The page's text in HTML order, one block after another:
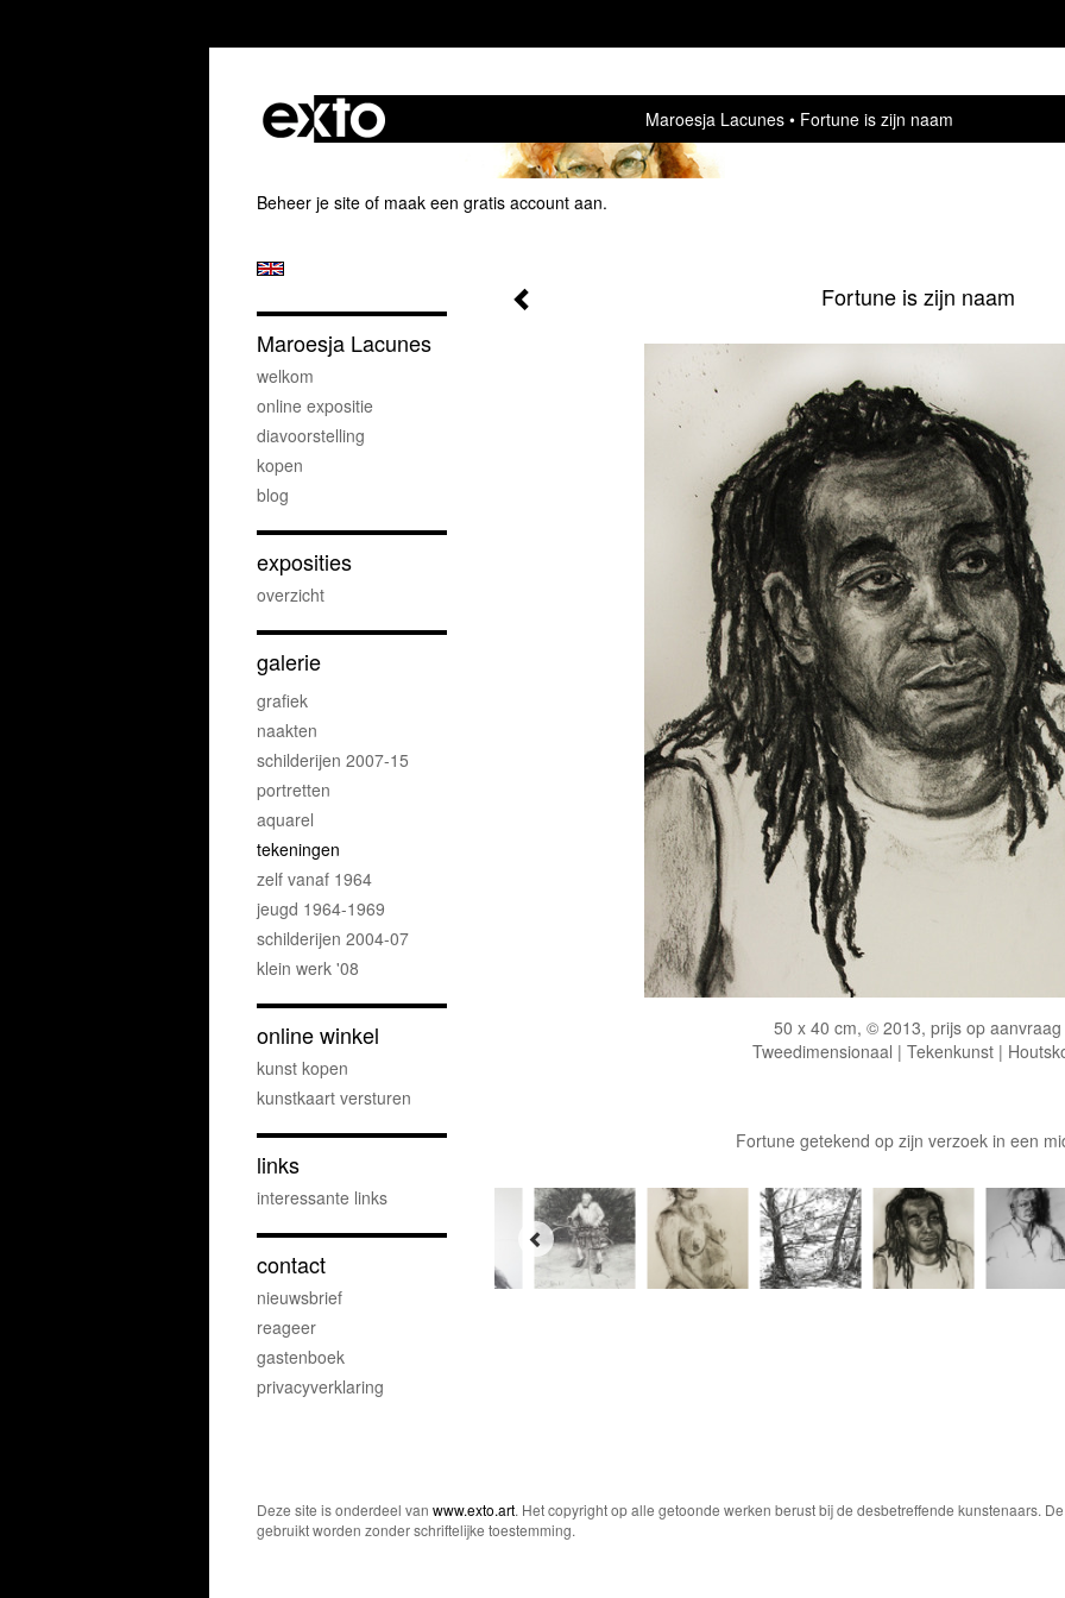
Maroesja Lacunes Fortune is zijn naam
Beheer je site of maak een gratis account aan.
Fortune is zijn naam
50 x 40 cm, © 2013, prijs op aanvraag
Tweedimensionaal | Tekenkunst |
Fortune getekend op zijn verzoek in een
Maroesja Lacunes
welkom
online expositie
diavoorstelling
kopen
blog
exposities
overzicht
galerie
grafiek
naakten
schilderijen 2007-15
portretten
aquarel
tekeningen
zelf vanaf 1964
jeugd 1964-1969
schilderijen 2004-07
klein werk '08
online winkel
kunst kopen
kunstkaart versturen
links
interessante links
contact
nieuwsbrief
reageer
gastenboek
privacyverklaring
Deze site is onderdeel van www.exto.art. Het copyright op alle getoonde werken berust bij de desbetreffende kunstenaars.
gebruikt worden zonder schriftelijke toestemming.